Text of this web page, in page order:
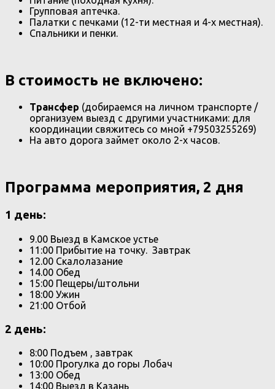
Групповая аптечка.
Палатки с печками (12-ти местная и 4-х местная).
Спальники и пенки.
В стоимость не включено:
Трансфер (добираемся на личном транспорте /
организуем выезд с другими участниками: для
координации свяжитесь со мной +79503255269)
На авто дорога займет около 2-х часов.
Программа мероприятия, 2 дня
1 день:
9.00 Выезд в Камское устье
11:00 Прибытие на точку. Завтрак
12.00 Скалолазание
14.00 Обед
15:00 Пещеры/штольни
18:00 Ужин
21:00 Отбой
2 день:
8:00 Подъем , завтрак
10:00 Прогулка до горы Лобач
13:00 Обед
14:00 Выезд в Казань